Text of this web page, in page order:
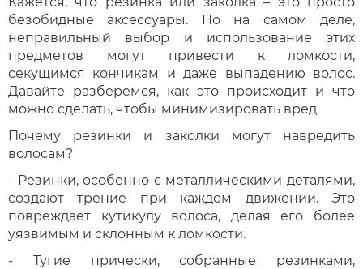
безобидные аксессуары. Но на самом деле,
неправильный выбор и использование этих
предметов могут привести к ломкости,
секущимся кончикам и даже выпадению волос.
Давайте разберемся, как это происходит и что
можно сделать, чтобы минимизировать вред.
Почему резинки и заколки могут навредить
волосам?
- Резинки, особенно с металлическими деталями,
создают трение при каждом движении. Это
повреждает кутикулу волоса, делая его более
уязвимым и склонным к ломкости.
- Тугие прически, собранные резинками,